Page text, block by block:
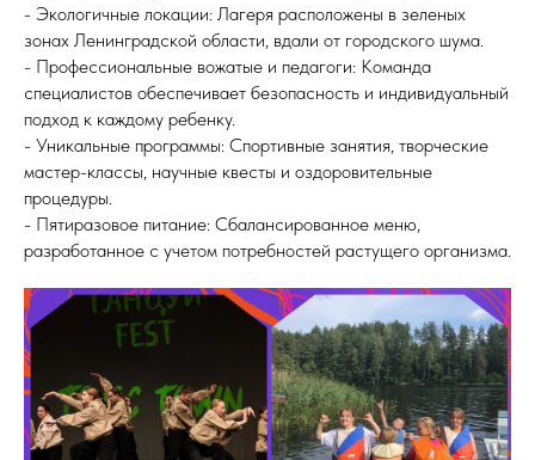
- Экологичные локации: Лагеря расположены в зеленых
зонах Ленинградской области, вдали от городского шума.
- Профессиональные вожатые и педагоги: Команда
специалистов обеспечивает безопасность и индивидуальный
подход к каждому ребенку.
- Уникальные программы: Спортивные занятия, творческие
мастер-классы, научные квесты и оздоровительные
процедуры.
- Пятиразовое питание: Сбалансированное меню,
разработанное с учетом потребностей растущего организма.